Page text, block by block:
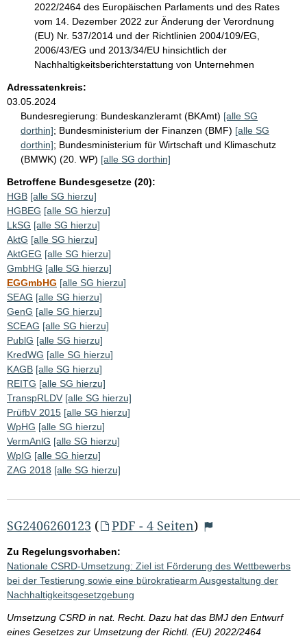
2022/2464 des Europäischen Parlaments und des Rates
vom 14. Dezember 2022 zur Änderung der Verordnung
(EU) Nr. 537/2014 und der Richtlinien 2004/109/EG,
2006/43/EG und 2013/34/EU hinsichtlich der
Nachhaltigkeitsberichterstattung von Unternehmen
Adressatenkreis:
03.05.2024
Bundesregierung: Bundeskanzleramt (BKAmt) [alle SG
dorthin]; Bundesministerium der Finanzen (BMF) [alle SG
dorthin]; Bundesministerium für Wirtschaft und Klimaschutz
(BMWK) (20. WP) [alle SG dorthin]
Betroffene Bundesgesetze (20):
HGB [alle SG hierzu]
HGBEG [alle SG hierzu]
LkSG [alle SG hierzu]
AktG [alle SG hierzu]
AktGEG [alle SG hierzu]
GmbHG [alle SG hierzu]
EGGmbHG [alle SG hierzu]
SEAG [alle SG hierzu]
GenG [alle SG hierzu]
SCEAG [alle SG hierzu]
PublG [alle SG hierzu]
KredWG [alle SG hierzu]
KAGB [alle SG hierzu]
REITG [alle SG hierzu]
TranspRLDV [alle SG hierzu]
PrüfbV 2015 [alle SG hierzu]
WpHG [alle SG hierzu]
VermAnlG [alle SG hierzu]
WpIG [alle SG hierzu]
ZAG 2018 [alle SG hierzu]
SG2406260123 ( PDF - 4 Seiten)
Zu Regelungsvorhaben:
Nationale CSRD-Umsetzung: Ziel ist Förderung des Wettbewerbs
bei der Testierung sowie eine bürokratiearm Ausgestaltung der
Nachhaltigkeitsgesetzgebung
Umsetzung CSRD in nat. Recht. Dazu hat das BMJ den Entwurf
eines Gesetzes zur Umsetzung der Richtl. (EU) 2022/2464